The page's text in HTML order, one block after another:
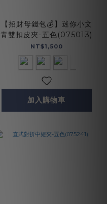
【招財母錢包💰】迷你小文
青雙扣皮夾-五色(075013)
NT$1,500
加入購物車